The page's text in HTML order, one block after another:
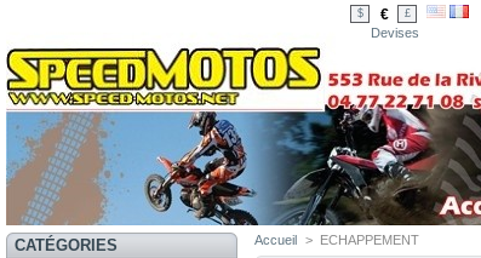
$ € £
Devises
CATÉGORIES
Accueil > ECHAPPEMENT